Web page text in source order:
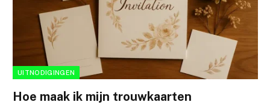
UITNODIGINGEN
Hoe maak ik mijn trouwkaarten